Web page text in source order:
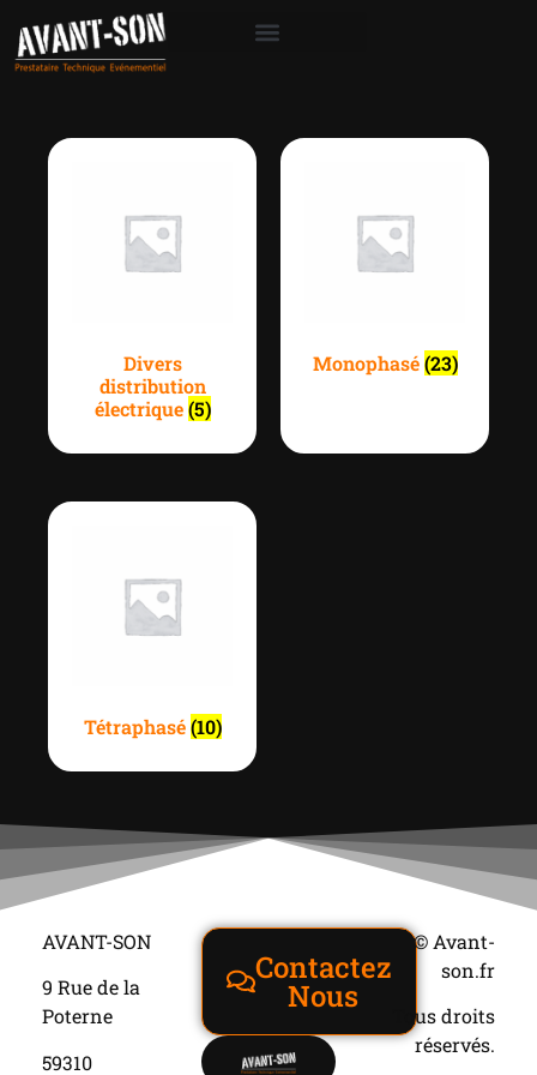
Divers
distribution
électrique(5)
Monophasé(23)
Tétraphasé(10)
AVANT-SON
9 Rue de la
Poterne
59310
Contactez
Nous
© Avant-
son.fr
Tous droits
réservés.